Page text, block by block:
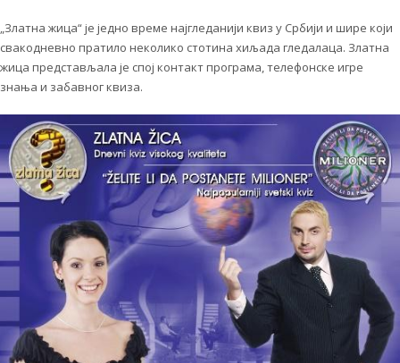
„Златна жица“ је једно време најгледанији квиз у Србији и шире који
свакодневно пратило неколико стотина хиљада гледалаца. Златна
жица представљала је спој контакт програма, телефонске игре
знања и забавног квиза.